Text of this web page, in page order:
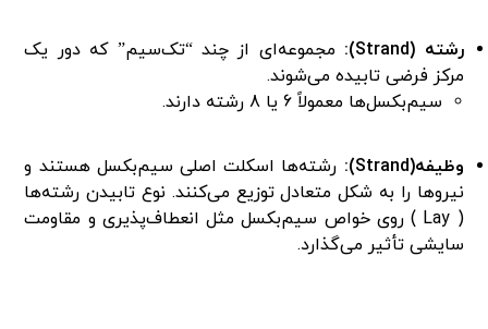
رشته (Strand):
مجموعه‌ای از چند “تک‌سیم” که دور یک
مرکز فرضی تابیده می‌شوند.
سیم‌بکسل‌ها معمولاً 6 یا 8 رشته دارند.
وظیفه(Strand):
رشته‌ها اسکلت اصلی سیم‌بکسل هستند و
نیروها را به شکل متعادل توزیع می‌کنند. نوع تابیدن رشته‌ها
( Lay ) روی خواص سیم‌بکسل مثل انعطاف‌پذیری و مقاومت
سایشی تأثیر می‌گذارد.